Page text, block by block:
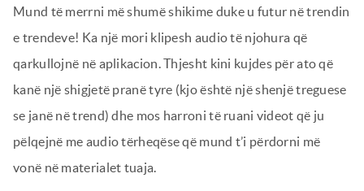
Mund të merrni më shumë shikime duke u futur në trendin
e trendeve! Ka një mori klipesh audio të njohura që
qarkullojnë në aplikacion. Thjesht kini kujdes për ato që
kanë një shigjetë pranë tyre (kjo është një shenjë treguese
se janë në trend) dhe mos harroni të ruani videot që ju
pëlqejnë me audio tërheqëse që mund t’i përdorni më
vonë në materialet tuaja.